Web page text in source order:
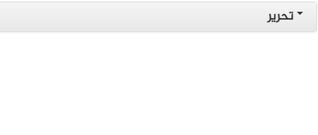
تحرير